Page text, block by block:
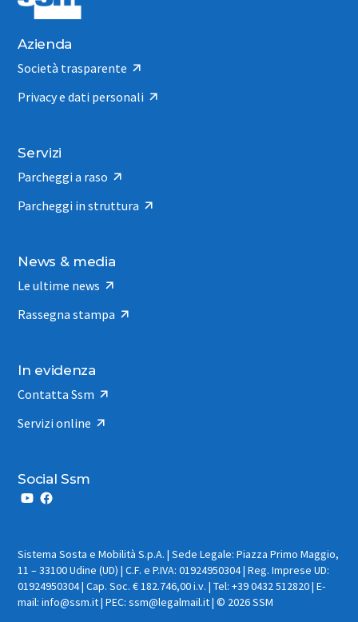
Azienda
Società trasparente
Privacy e dati personali
Servizi
Parcheggi a raso
Parcheggi in struttura
News & media
Le ultime news
Rassegna stampa
In evidenza
Contatta Ssm
Servizi online
Social Ssm
Sistema Sosta e Mobilità S.p.A. | Sede Legale: Piazza Primo Maggio,
11 – 33100 Udine (UD) | C.F. e P.IVA: 01924950304 | Reg. Imprese UD:
01924950304 | Cap. Soc. € 182.746,00 i.v. | Tel: +39 0432 512820 | E-
mail: info@ssm.it | PEC: ssm@legalmail.it | © 2026 SSM